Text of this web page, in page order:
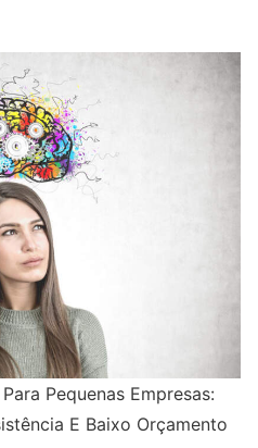
Pequenas Empresas:
E Baixo Orçamento